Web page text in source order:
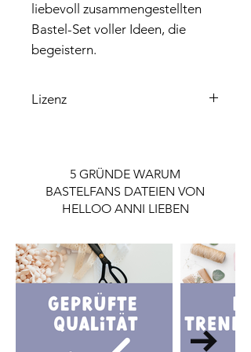
liebevoll zusammengestellten
Bastel-Set voller Ideen, die
begeistern.
Lizenz
Wenn du die Datei gewerblich nutzen
möchtest, ist eine Lizenz notwendig.
Die Lizenz findest du im Shop.
5 GRÜNDE WARUM
BASTELFANS DATEIEN VON
HELLOO ANNI LIEBEN